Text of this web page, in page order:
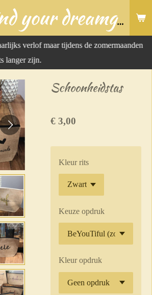
Find your dreamgift
verlof maar tijdens de zomermaanden
langer zijn.
Schoonheidstas
€ 3,00
Kleur rits
Keuze opdruk
Kleur opdruk